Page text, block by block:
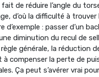
de réduire l’angle du
d’où la difficulté à
d’exemple : passer d’un
diminution du recul de
générale, la réduction
compenser la perte de
Ça peut s’avérer vrai